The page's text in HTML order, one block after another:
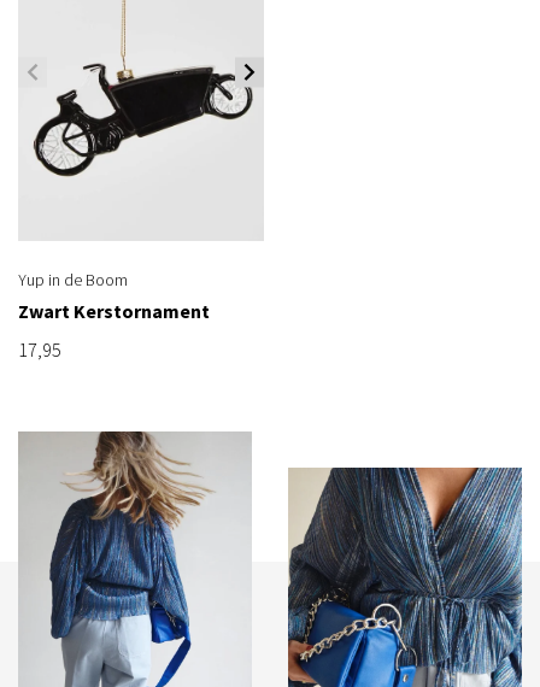
Yup in de Boom
Zwart Kerstornament
17,95